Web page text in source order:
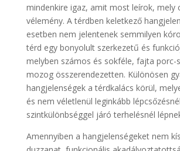
mindenkire igaz, amit most leírok, mely
vélemény. A térdben keletkező
esetben nem jelentenek semmilyen
térd egy bonyolult szerkezetű és
melyben számos és sokféle, fajta porc-
mozog összerendezetten. Különösen
hangjelenségek a térdkalács körül,
és nem véletlenül leginkább
szintkülönbséggel járó terhelésnél
Amennyiben a hangjelenségeket nem